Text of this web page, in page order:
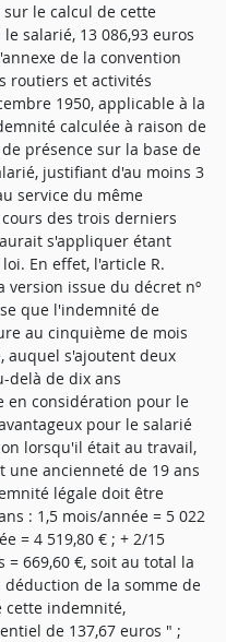
le calcul de cette
salarié, 13 086,93 euros
de la convention
routiers et activités
1950, applicable à la
calculée à raison de
présence sur la base de
justifiant d'au moins 3
service du même
des trois derniers
s'appliquer étant
En effet, l'article R.
version issue du décret nº
que l'indemnité de
au cinquième de mois
auquel s'ajoutent deux
delà de dix ans
en considération pour le
pour le salarié
lorsqu'il était au travail,
une ancienneté de 19 ans
légale doit être
: 1,5 mois/année = 5 022
= 4 519,80 € ; + 2/15
= 669,60 €, soit au total la
déduction de la somme de
cette indemnité,
de 137,67 euros " ;